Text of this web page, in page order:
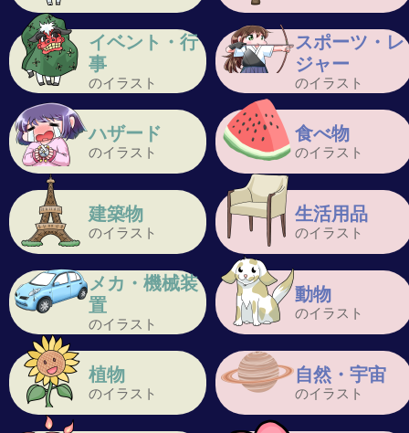
イベント・行
事
のイラスト
スポーツ・レ
ジャー
のイラスト
ハザード
のイラスト
食べ物
のイラスト
建築物
のイラスト
生活用品
のイラスト
メカ・機械装
置
のイラスト
動物
のイラスト
植物
のイラスト
自然・宇宙
のイラスト